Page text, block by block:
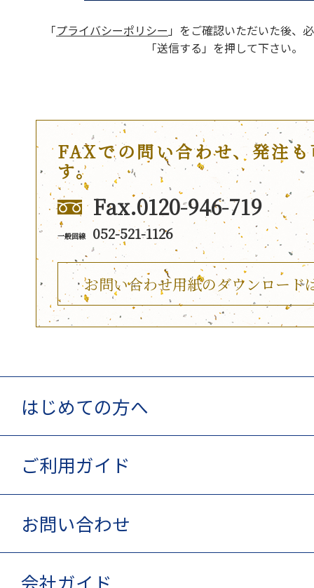
「プライバシーポリシー 」をご確認いただいた後、
「送信する」を押して下さい。
FAXでの問い合わせ、発注
す。
Fax.0120-946-719
一般回線 052-521-1126
お問い合わせ用紙のダウンロード
はじめての方へ
ご利用ガイド
お問い合わせ
会社ガイド